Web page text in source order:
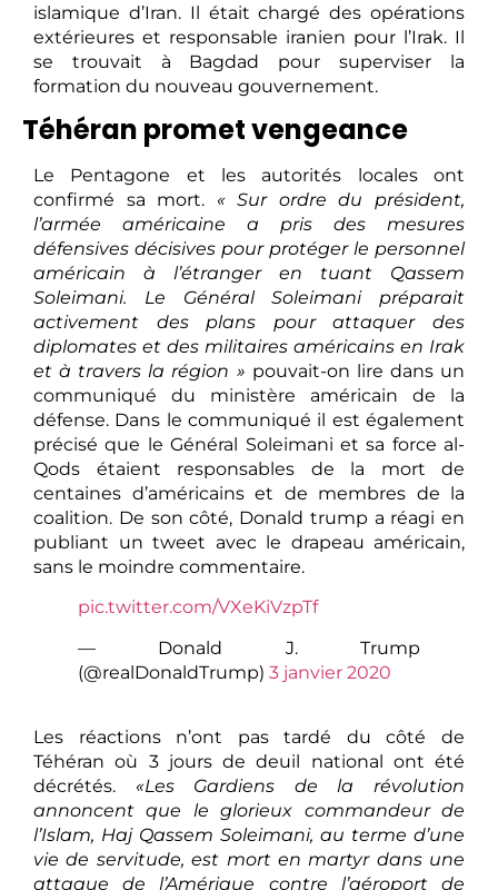
islamique d’Iran. Il était chargé des opérations
extérieures et responsable iranien pour l’Irak. Il
se trouvait à Bagdad pour superviser la
formation du nouveau gouvernement.
Téhéran promet vengeance
Le Pentagone et les autorités locales ont
confirmé sa mort. « Sur ordre du président,
l’armée américaine a pris des mesures
défensives décisives pour protéger le personnel
américain à l’étranger en tuant Qassem
Soleimani. Le Général Soleimani préparait
activement des plans pour attaquer des
diplomates et des militaires américains en Irak
et à travers la région » pouvait-on lire dans un
communiqué du ministère américain de la
défense. Dans le communiqué il est également
précisé que le Général Soleimani et sa force al-
Qods étaient responsables de la mort de
centaines d’américains et de membres de la
coalition. De son côté, Donald trump a réagi en
publiant un tweet avec le drapeau américain,
sans le moindre commentaire.
pic.twitter.com/VXeKiVzpTf
— Donald J. Trump
(@realDonaldTrump) 3 janvier 2020
Les réactions n’ont pas tardé du côté de
Téhéran où 3 jours de deuil national ont été
décrétés. «Les Gardiens de la révolution
annoncent que le glorieux commandeur de
l’Islam, Haj Qassem Soleimani, au terme d’une
vie de servitude, est mort en martyr dans une
attaque de l’Amérique contre l’aéroport de